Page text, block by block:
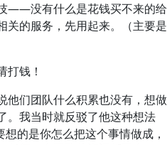
——没有什么是花钱买不来的给
的服务，先用起来。（主要是
打钱！
他们团队什么积累也没有，想做
。我当时就反驳了他这种想法
的是你怎么把这个事情做成，